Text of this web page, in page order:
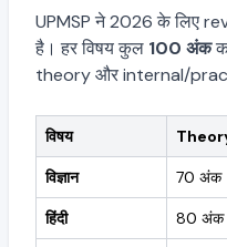
UPMSP ने 2026 के लिए
है। हर विषय कुल 100 अंक
theory और internal/
विषय
विज्ञान 70 अंक
हिंदी 80 अंक